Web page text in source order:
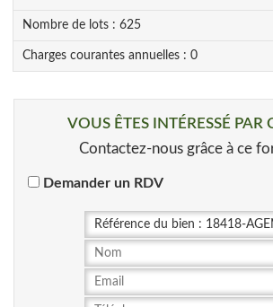
Nombre de lots : 625
Charges courantes annuelles : 0
VOUS ÊTES INTÉRESSÉ PAR
Contactez-nous grâce à ce
Demander un RDV